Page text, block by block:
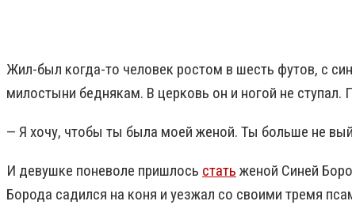
Жил-был когда-то человек ростом в шесть футов, с
милостыни беднякам. В церковь он и ногой не
— Я хочу, чтобы ты была моей женой. Ты больше не
И девушке поневоле пришлось стать женой Синей
Борода садился на коня и уезжал со своими тремя